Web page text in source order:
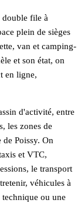
double file à
plein de sièges
van et camping-
et son état, on
en ligne,
d'activité, entre
les zones de
Poissy. On
et VTC,
le transport
véhicules à
ou une